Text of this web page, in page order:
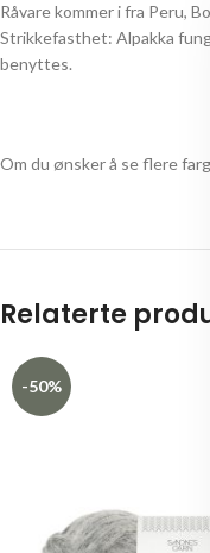
Råvare kommer i fra Peru,
Strikkefasthet: Alpakka
benyttes.
Om du ønsker å se flere
Relaterte
-50%